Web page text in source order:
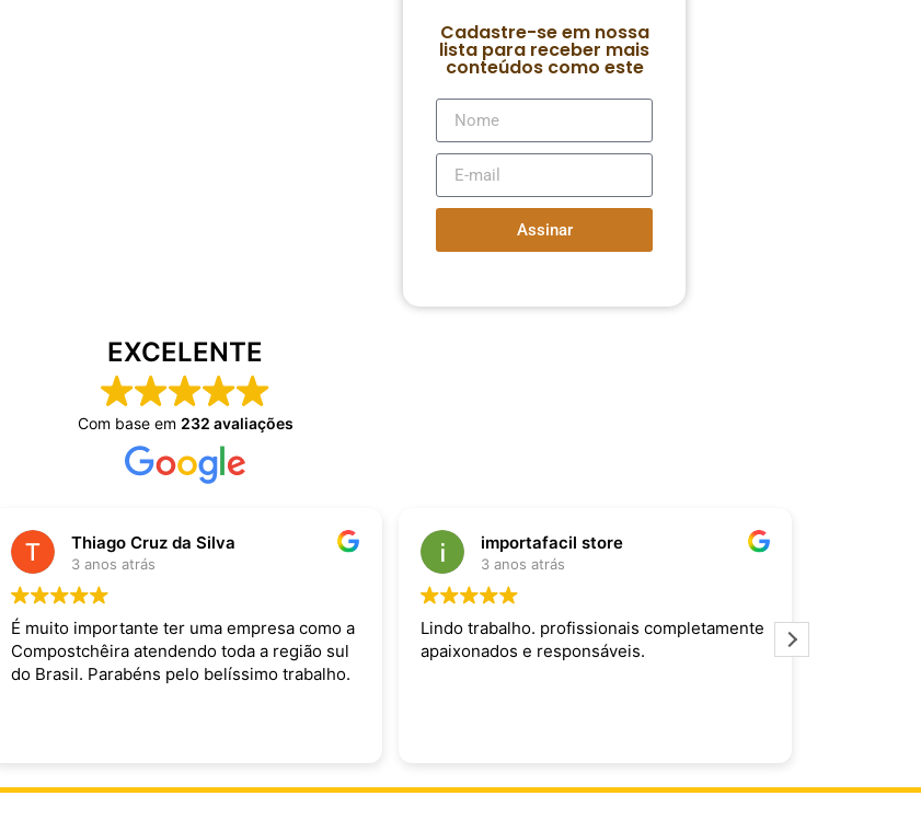
Cadastre-se em nossa
lista para receber mais
conteúdos como este
Assinar
EXCELENTE
Com base em 232 avaliações
Thiago Cruz da Silva
3 anos atrás
É muito importante ter uma empresa como a
Compostchêira atendendo toda a região sul
do Brasil. Parabéns pelo belíssimo trabalho.
importafacil store
3 anos atrás
Lindo trabalho. profissionais completamente
apaixonados e responsáveis.